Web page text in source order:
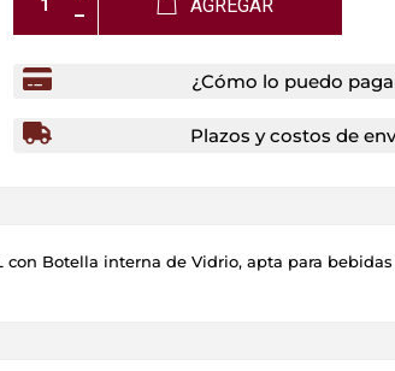
AGREGAR
¿Cómo lo puedo
Plazos y costos de
Botella interna de Vidrio, apta para